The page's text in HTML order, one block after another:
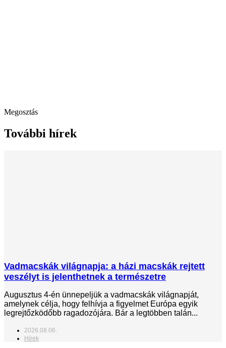
Megosztás
További hírek
Vadmacskák világnapja: a házi macskák rejtett
veszélyt is jelenthetnek a természetre
Augusztus 4-én ünnepeljük a vadmacskák világnapját,
amelynek célja, hogy felhívja a figyelmet Európa egyik
legrejtőzködőbb ragadozójára. Bár a legtöbben talán...
2026.08.06.
Hírek